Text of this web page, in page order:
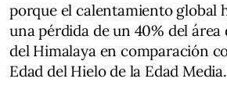
porque el calentamiento global
una pérdida de un 40% del área
del Himalaya en comparación
Edad del Hielo de la Edad Media.